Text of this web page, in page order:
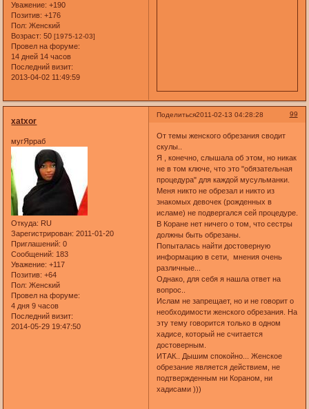
Уважение: +190
Позитив: +176
Пол: Женский
Возраст: 50[1975-12-03]
Провел на форуме:
14 дней 14 часов
Последний визит:
2013-04-02 11:49:59
Поделиться 99
2011-02-13 04:28:28
xatxor
мугЯрраб
Откуда: RU
Зарегистрирован: 2011-01-20
Приглашений: 0
Сообщений: 183
Уважение: +117
Позитив: +64
Пол: Женский
Провел на форуме:
4 дня 9 часов
Последний визит:
2014-05-29 19:47:50
От темы женского обрезания сводит
скулы..
Я , конечно, слышала об этом, но никак
не в том ключе, что это "обязательная
процедура" для каждой мусульманки.
Меня никто не обрезал и никто из
знакомых девочек (рожденных в
исламе) не подвергался сей процедуре.
В Коране нет ничего о том, что сестры
должны быть обрезаны.
Попыталась найти достоверную
информацию в сети, мнения очень
различные...
Однако, для себя я нашла ответ на
вопрос..
Ислам не запрещает, но и не говорит о
необходимости женского обрезания. На
эту тему говорится только в одном
хадисе, который не считается
достоверным.
ИТАК.. Дышим спокойно... Женское
обрезание является действием, не
подтвержденным ни Кораном, ни
хадисами )))